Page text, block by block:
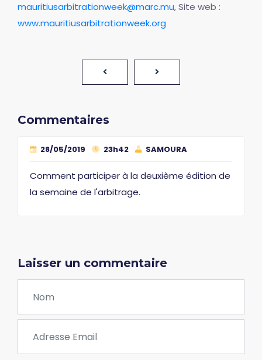
mauritiusarbitrationweek@marc.mu, Site web :
www.mauritiusarbitrationweek.org
Commentaires
28/05/2019 23h42 SAMOURA
Comment participer à la deuxième édition de
la semaine de l'arbitrage.
Laisser un commentaire